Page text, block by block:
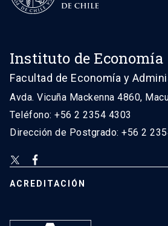
Instituto de Economía
Facultad de Economía y
Avda. Vicuña Mackenna 4860,
Teléfono: +56 2 2354 4303
Dirección de Postgrado: +56 2
ACREDITACIÓN